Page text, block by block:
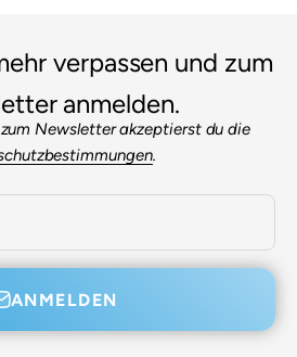
verpassen und zum
anmelden.
Newsletter akzeptierst du die
.
ANMELDEN